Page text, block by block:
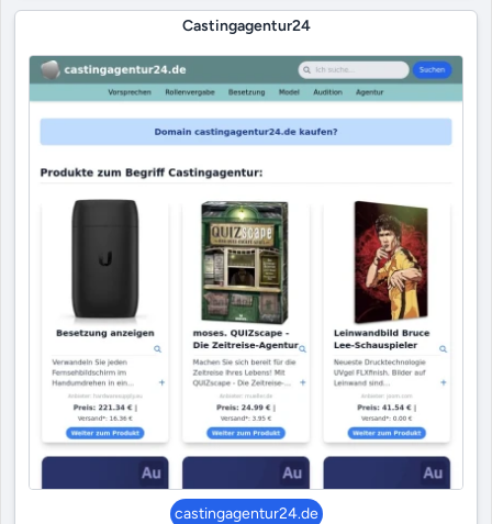
Castingagentur24
castingagentur24.de